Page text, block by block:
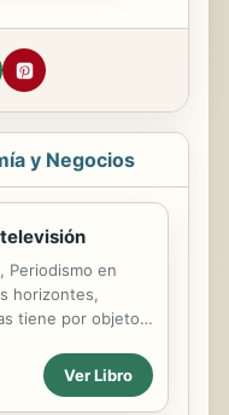
y Negocios
Periodismo en
horizontes,
tiene por objeto
teóricas de las
información y
Ver Libro